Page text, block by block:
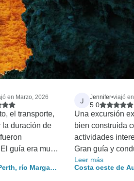
en Marzo, 2026
el transporte,
la duración de
guía era muy
Pasamos
y
río Margaret
J Jennifer•viajó
5.0
Una excursión
bien construida
actividades
Gran guía y
que sugirió
variadas para
Leer más
Costa oeste de